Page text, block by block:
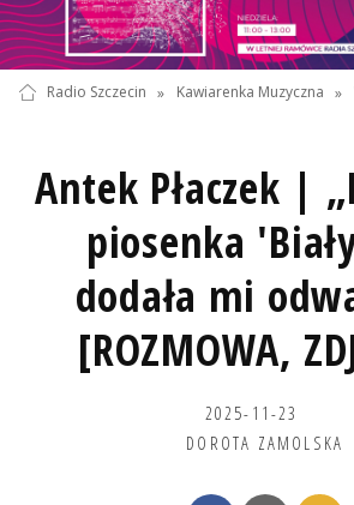
Radio Szczecin » Kawiarenka Muzyczna »
Antek Płaczek |
piosenka
dodała mi
[ROZMOWA,
2025-11-23
DOROTA ZAMOLSKA